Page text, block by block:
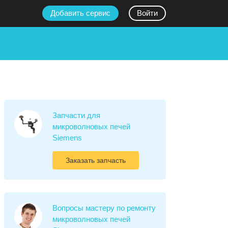
Добавить сервис Войти
Запчасти для
микроволновых печей
Siemens
Заказать запчасть
Вопросы мастеру по ремонту
микроволновых печей